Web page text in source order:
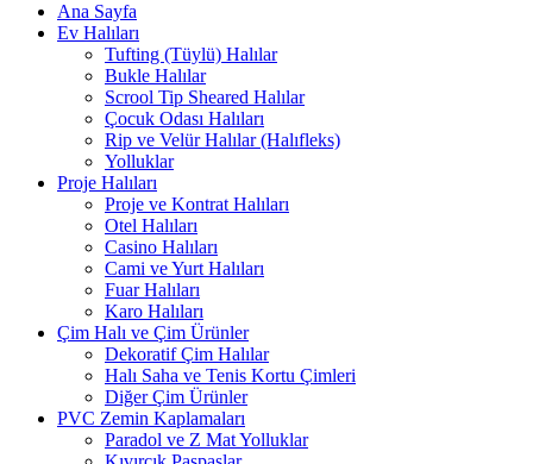
Ana Sayfa
Ev Halıları
Tufting (Tüylü) Halılar
Bukle Halılar
Scrool Tip Sheared Halılar
Çocuk Odası Halıları
Rip ve Velür Halılar (Halıfleks)
Yolluklar
Proje Halıları
Proje ve Kontrat Halıları
Otel Halıları
Casino Halıları
Cami ve Yurt Halıları
Fuar Halıları
Karo Halıları
Çim Halı ve Çim Ürünler
Dekoratif Çim Halılar
Halı Saha ve Tenis Kortu Çimleri
Diğer Çim Ürünler
PVC Zemin Kaplamaları
Paradol ve Z Mat Yolluklar